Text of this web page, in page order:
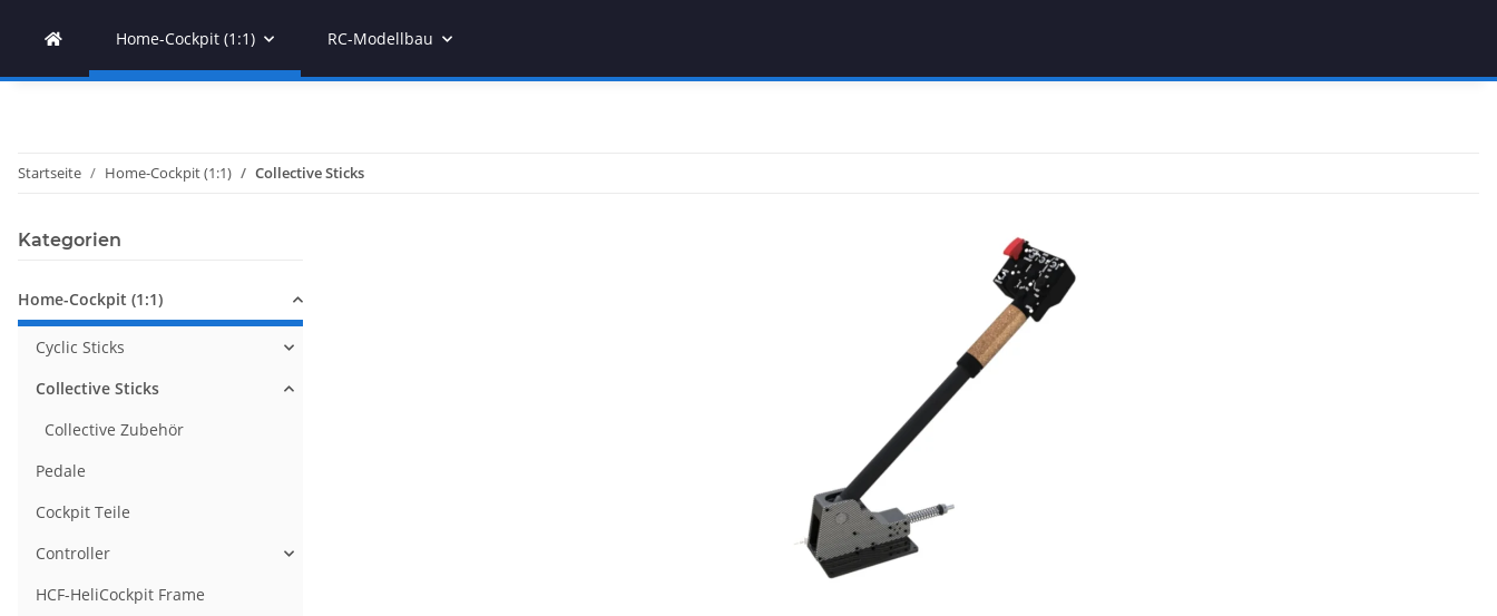
Home-Cockpit (1:1) RC-Modellbau
Startseite Home-Cockpit (1:1) Collective Sticks
Kategorien
Home-Cockpit (1:1)
Cyclic Sticks
Collective Sticks
Collective Zubehör
Pedale
Cockpit Teile
Controller
HCF-HeliCockpit Frame